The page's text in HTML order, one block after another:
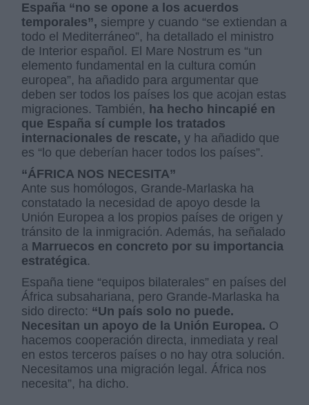
España “no se opone a los acuerdos
temporales”, siempre y cuando “se extiendan a
todo el Mediterráneo”, ha detallado el ministro
de Interior español. El Mare Nostrum es “un
elemento fundamental en la cultura común
europea”, ha añadido para argumentar que
deben ser todos los países los que acojan estas
migraciones. También, ha hecho hincapié en
que España sí cumple los tratados
internacionales de rescate, y ha añadido que
es “lo que deberían hacer todos los países”.
“ÁFRICA NOS NECESITA”
Ante sus homólogos, Grande-Marlaska ha
constatado la necesidad de apoyo desde la
Unión Europea a los propios países de origen y
tránsito de la inmigración. Además, ha señalado
a Marruecos en concreto por su importancia
estratégica.
España tiene “equipos bilaterales” en países del
África subsahariana, pero Grande-Marlaska ha
sido directo: “Un país solo no puede.
Necesitan un apoyo de la Unión Europea. O
hacemos cooperación directa, inmediata y real
en estos terceros países o no hay otra solución.
Necesitamos una migración legal. África nos
necesita”, ha dicho.